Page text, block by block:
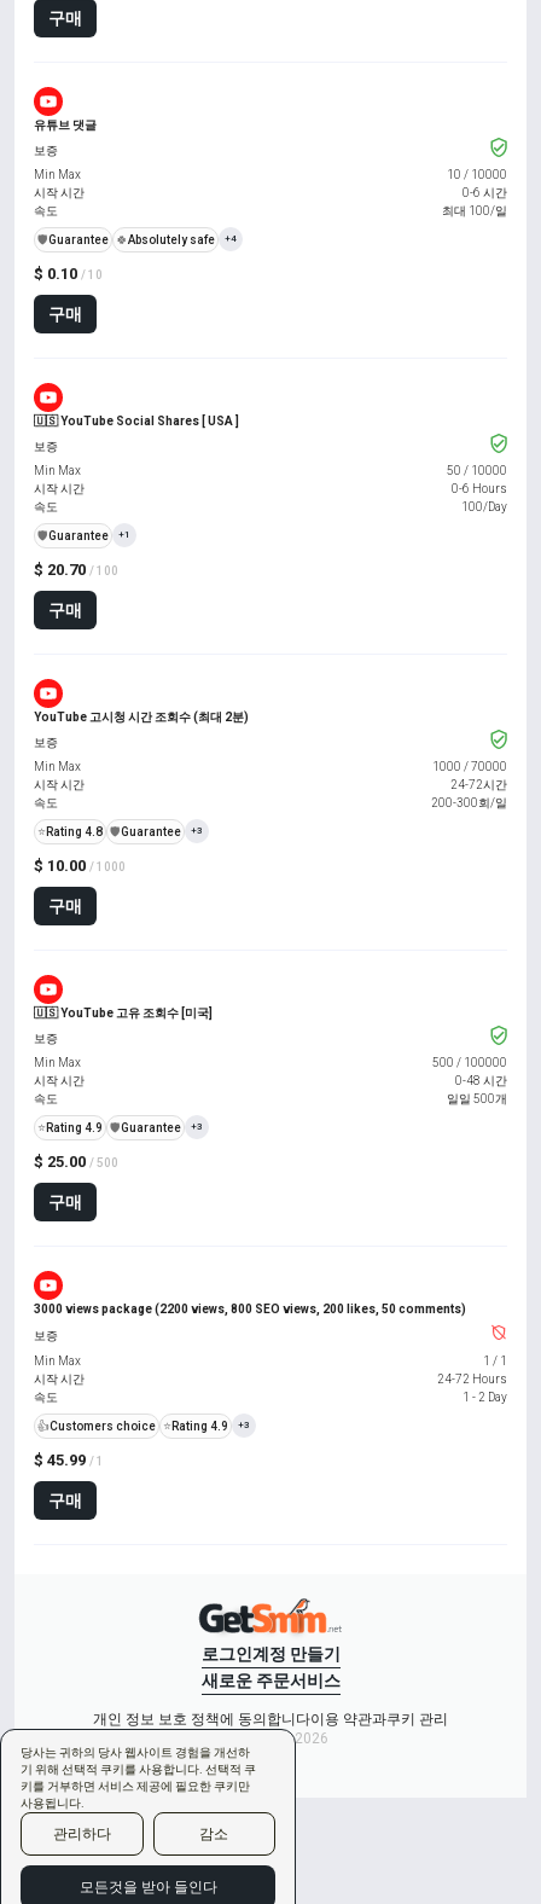
당사는 귀하의 당사 웹사이트 경험을 개선하
기 위해 선택적 쿠키를 사용합니다. 선택적 쿠
키를 거부하면 서비스 제공에 필요한 쿠키만
사용됩니다.
관리하다 감소
모든것을 받아 들인다
구매
유튜브 댓글
$ 0.10 / 10
구매
보증
Min Max
10 / 10000
시작 시간
0-6 시간
속도
최대 100/일
️🛡️Guarantee 🍀Absolutely safe +4
🇺🇸 YouTube Social Shares [ USA ]
$ 20.70 / 100
구매
보증
Min Max
50 / 10000
시작 시간
0-6 Hours
속도
100/Day
️🛡️Guarantee +1
YouTube 고시청 시간 조회수 (최대 2분)
$ 10.00 / 1000
구매
보증
Min Max
1000 /70000
시작 시간
24-72시간
속도
200-300회/일
⭐ Rating 4.8 ️🛡️Guarantee +3
🇺🇸 YouTube 고유 조회수 [미국]
$ 25.00 / 500
구매
보증
Min Max
500 / 100000
시작 시간
0-48 시간
속도
일일 500개
⭐ Rating 4.9 ️🛡️Guarantee +3
3000 views package (2200 views, 800 SEO views, 200 likes, 50 comments)
$ 45.99 / 1
구매
보증
Min Max
1 / 1
시작 시간
24-72 Hours
속도
1 - 2 Day
👍Customers choice ⭐ Rating 4.9 +3
로그인 계정 만들기
새로운 주문서비스
개인 정보 보호 정책에 동의합니다이용 약관과쿠키 관리
Copyright © 2026